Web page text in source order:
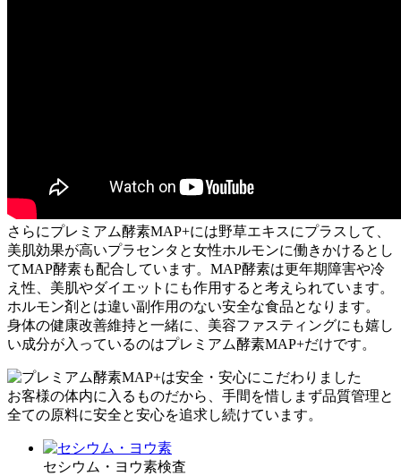
さらにプレミアム酵素MAP+には野草エキスにプラスして、
美肌効果が高いプラセンタと女性ホルモンに働きかけるとし
てMAP酵素も配合しています。 MAP酵素は更年期障害や冷
え性、美肌やダイエットにも作用すると考えられています。
ホルモン剤とは違い副作用のない安全な食品となります。
身体の健康改善維持と一緒に、 美容ファスティングにも嬉し
い成分が入っているのはプレミアム酵素MAP+だけです。
お客様の体内に入るものだから、手間を惜しまず品質管理と
全ての原料に安全と安心を追求し続けています。
セシウム・ヨウ素検査